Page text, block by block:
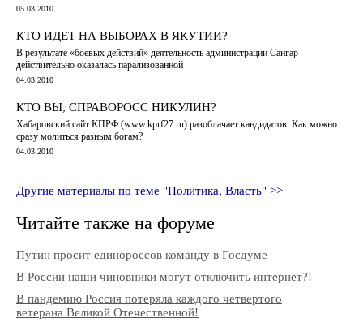
05.03.2010
КТО ИДЕТ НА ВЫБОРАХ В ЯКУТИИ?
В результате «боевых действий» деятельность администрации Сангар
действительно оказалась парализованной
04.03.2010
КТО ВЫ, СПРАВОРОСС НИКУЛИН?
Хабаровский сайт КПРФ (www.kprf27.ru) разоблачает кандидатов: Как можно
сразу молиться разным богам?
04.03.2010
Другие материалы по теме "Политика, Власть" >>
Читайте также на форуме
Путин просит единороссов команду в Госдуме
В России наши чиновники могут отключить интернет?!
В пандемию Россия потеряла каждого четвертого
ветерана Великой Отечественной!